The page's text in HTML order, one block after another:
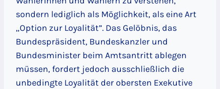
sondern lediglich als Möglichkeit, als eine Art
„Option zur Loyalität”. Das Gelöbnis, das
Bundespräsident, Bundeskanzler und
Bundesminister beim Amtsantritt ablegen
müssen, fordert jedoch ausschließlich die
unbedingte Loyalität der obersten Exekutive